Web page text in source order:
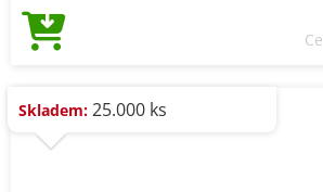
Skladem: 25.000 ks